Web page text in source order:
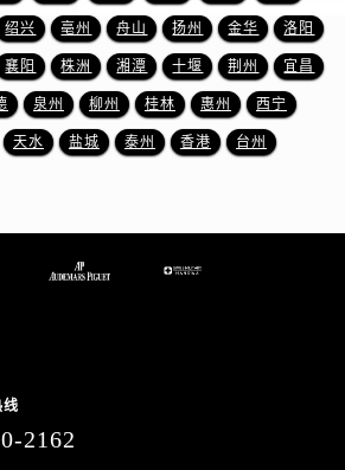
福建省南平市建阳区人民西路爱彼售后服务中心（需提前预约）
福建省宁德市蕉城区天湖东路爱彼售后服务中心（需提前预约）
福建省莆田市城厢区霞林街道荔华东大道爱彼售后服务中心（需提前预约）
福建省三明市三元区东乾二路爱彼售后服务中心（需提前预约）
绍兴 亳州 舟山 扬州 金华 洛阳
襄阳 株洲 湘潭 十堰 荆州 宜昌
泉州 柳州 桂林 惠州 西宁
天水 盐城 泰州 香港 台州
线
2162